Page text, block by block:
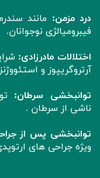
درد مزمن:
فیبرومیالژی نوجوانان.
اختلالات مادرزادی:
آرتروگریپوز و
توانبخشی سرطان:
ناشی از سرطان .
توانبخشی پس از
ویژه جراحی های